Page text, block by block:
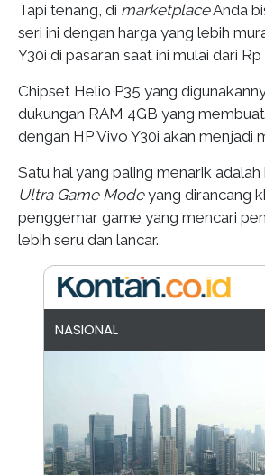
Tapi tenang, di marketplaceAnda
seri ini dengan harga yang lebih
Y30i di pasaran saat ini mulai dari Rp
Chipset Helio P35 yang
dukungan RAM 4GB yang
dengan HP Vivo Y30i akan menjadi
Satu hal yang paling menarik
Ultra Game Modeyang dirancang
penggemar game yang mencari
lebih seru dan lancar.
NASIONAL